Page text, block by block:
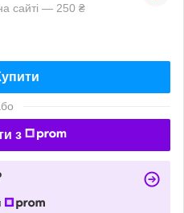
сайті — 250 ₴
з